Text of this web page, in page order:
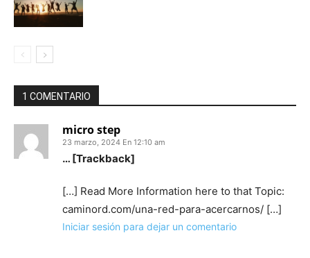
1 COMENTARIO
micro step
23 marzo, 2024 En 12:10 am
… [Trackback]
[…] Read More Information here to that Topic:
caminord.com/una-red-para-acercarnos/ […]
Iniciar sesión para dejar un comentario